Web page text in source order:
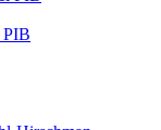
PIB